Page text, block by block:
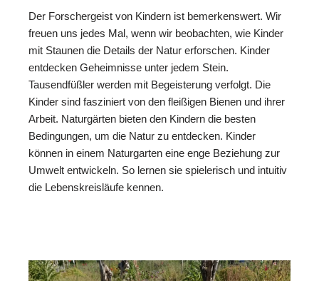
Der Forschergeist von Kindern ist bemerkenswert. Wir
freuen uns jedes Mal, wenn wir beobachten, wie Kinder
mit Staunen die Details der Natur erforschen. Kinder
entdecken Geheimnisse unter jedem Stein.
Tausendfüßler werden mit Begeisterung verfolgt. Die
Kinder sind fasziniert von den fleißigen Bienen und ihrer
Arbeit. Naturgärten bieten den Kindern die besten
Bedingungen, um die Natur zu entdecken. Kinder
können in einem Naturgarten eine enge Beziehung zur
Umwelt entwickeln. So lernen sie spielerisch und intuitiv
die Lebenskreisläufe kennen.